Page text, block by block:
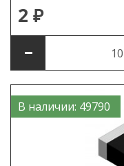
2 ₽
В наличии: 49790